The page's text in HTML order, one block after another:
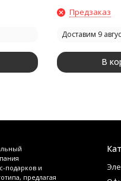
Предзаказ
Доставим 9
В
подарков и
предлагая